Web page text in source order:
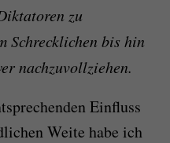
zu
Schrecklichen bis hin
nachzuvollziehen.
Einfluss
Weite habe ich